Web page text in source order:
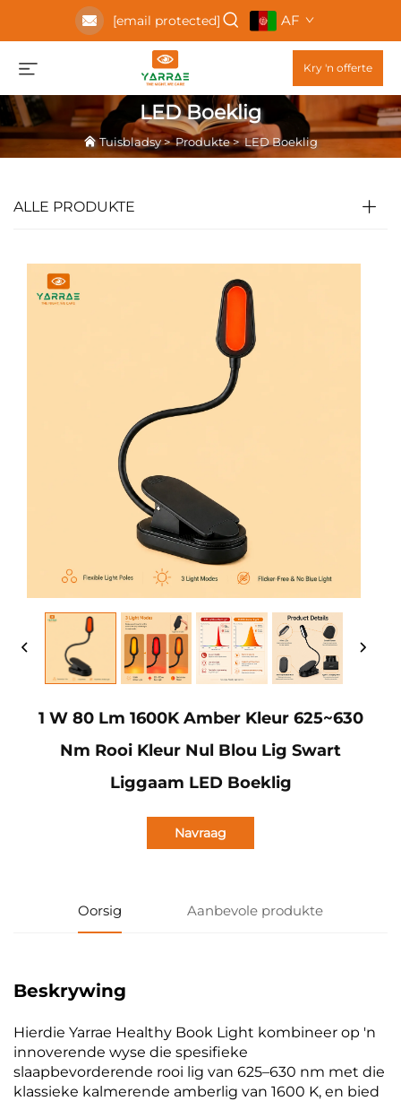
[email protected] AF
Kry 'n offerte
LED Boeklig
Tuisbladsy>Produkte>LED Boeklig
ALLE PRODUKTE
1 W 80 Lm 1600K Amber Kleur 625~630
Nm Rooi Kleur Nul Blou Lig Swart
Liggaam LED Boeklig
Navraag
Oorsig Aanbevole produkte
Beskrywing
Hierdie Yarrae Healthy Book Light kombineer op 'n
innoverende wyse die spesifieke
slaapbevorderende rooi lig van 625–630 nm met die
klassieke kalmerende amberlig van 1600 K, en bied